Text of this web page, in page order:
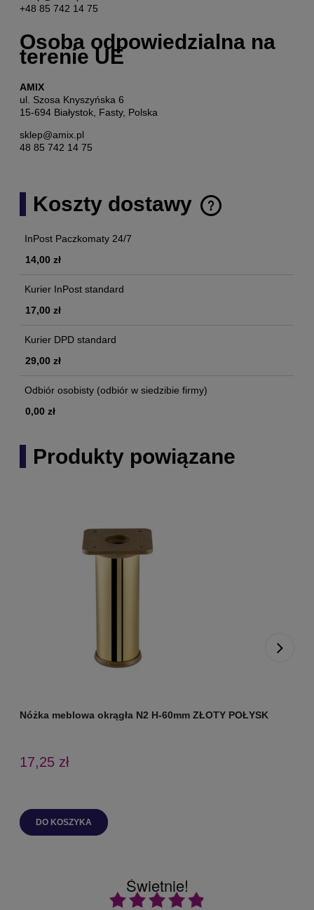
+48 85 742 14 75
Osoba odpowiedzialna na
terenie UE
AMIX
ul. Szosa Knyszyńska 6
15-694 Białystok, Fasty, Polska
sklep@amix.pl
48 85 742 14 75
Koszty dostawy
Cena nie zawiera ewentualnych kosztów płatności
InPost Paczkomaty 24/7
14,00 zł
Kurier InPost standard
17,00 zł
Kurier DPD standard
29,00 zł
Odbiór osobisty (odbiór w siedzibie firmy)
0,00 zł
Produkty powiązane
Nóżka meblowa okrągła N2 H-60mm ZŁOTY POŁYSK
17,25 zł
DO KOSZYKA
Świetnie!
Ocena średnia 4.9 na 5